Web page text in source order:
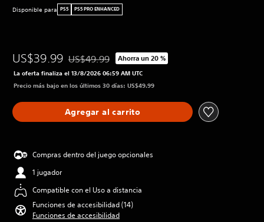
Disponible para PS5 PS5 PRO ENHANCED
US$39.99 Rebajado del precio original de US$49.99
US$49.99 Ahorra un 20 %
La oferta finaliza el 13/8/2026 06:59 AM UTC
Precio más bajo en los últimos 30 días: US$49.99
Agregar al carrito
Compras dentro del juego opcionales
1 jugador
Compatible con el Uso a distancia
Funciones de accesibilidad (14)
Funciones de accesibilidad